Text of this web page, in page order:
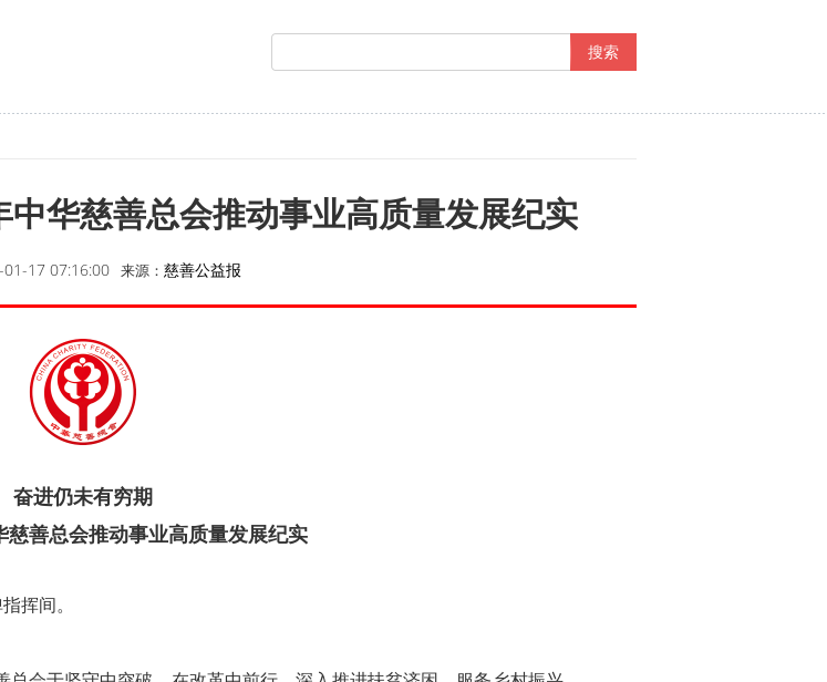
华慈善总会推动事业高质量发展纪实
17 07:16:00 来源： 慈善公益报
奋进仍未有穷期
善总会推动事业高质量发展纪实
挥间。